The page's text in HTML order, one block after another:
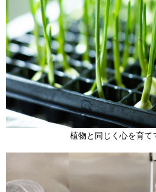
植物と同じく心を育て